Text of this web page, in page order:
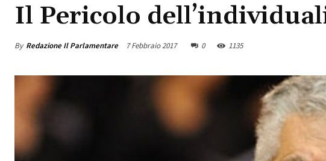
Il Pericolo
By Redazione Il Parlamentare 7 Febbraio 2017 0 1135